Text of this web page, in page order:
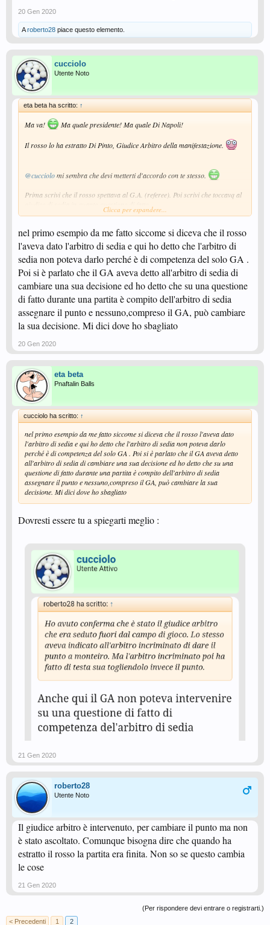
20 Gen 2020
Aroberto28 piace questo elemento.
cucciolo
Utente Noto
eta beta ha scritto: ↑
Ma va! Ma quale presidente! Ma quale Di Napoli!
Il rosso lo ha estratto Di Pinto, Giudice Arbitro della manifestazione.
@cucciolomi sembra che devi metterti d'accordo con te stesso.
Prima scrivi che il rosso spettava al G.A. (referee). Poi scrivi che toccavq al
proferita a partita finita.
Clicca per espandere...
nel primo esempio da me fatto siccome si diceva che il rosso
l'aveva dato l'arbitro di sedia e qui ho detto che l'arbitro di
sedia non poteva darlo perché è di competenza del solo GA .
Poi si è parlato che il GA aveva detto all'arbitro di sedia di
cambiare una sua decisione ed ho detto che su una questione
di fatto durante una partita è compito dell'arbitro di sedia
assegnare il punto e nessuno,compreso il GA, può cambiare
la sua decisione. Mi dici dove ho sbagliato
20 Gen 2020
eta beta
Pnaftalin Balls
cucciolo ha scritto: ↑
nel primo esempio da me fatto siccome si diceva che il rosso l'aveva dato
l'arbitro di sedia e qui ho detto che l'arbitro di sedia non poteva darlo
perché è di competenza del solo GA . Poi si è parlato che il GA aveva detto
all'arbitro di sedia di cambiare una sua decisione ed ho detto che su una
questione di fatto durante una partita è compito dell'arbitro di sedia
assegnare il punto e nessuno,compreso il GA, può cambiare la sua
decisione. Mi dici dove ho sbagliato
Dovresti essere tu a spiegarti meglio :
21 Gen 2020
roberto28
Utente Noto
Il giudice arbitro è intervenuto, per cambiare il punto ma non
è stato ascoltato. Comunque bisogna dire che quando ha
estratto il rosso la partita era finita. Non so se questo cambia
le cose
21 Gen 2020
(Per rispondere devi entrare o registrarti.)
< Precedenti
1 2